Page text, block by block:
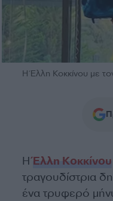
Η Έλλη Κοκκίνου με
ΗΈλλη Κοκκίνου
τραγουδίστρια
ένα τρυφερό